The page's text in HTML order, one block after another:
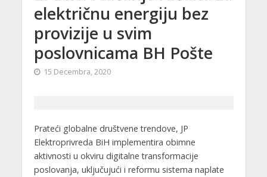
električnu energiju bez
provizije u svim
poslovnicama BH Pošte
15 Decembra, 2020
Prateći globalne društvene trendove, JP
Elektroprivreda BiH implementira obimne
aktivnosti u okviru digitalne transformacije
poslovanja, uključujući i reformu sistema naplate